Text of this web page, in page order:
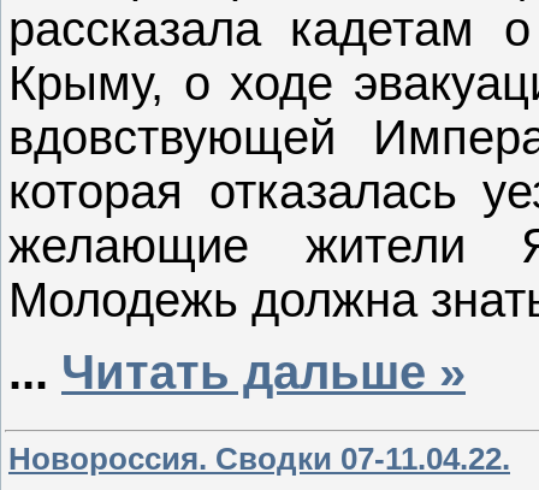
рассказала кадетам
Крыму, о ходе
вдовствующей
которая отказалась
желающие жители
Молодежь должна
... Читать дальше »
Новороссия. Сводки 07-11.04.22.